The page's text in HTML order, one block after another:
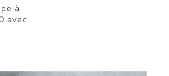
à
avec